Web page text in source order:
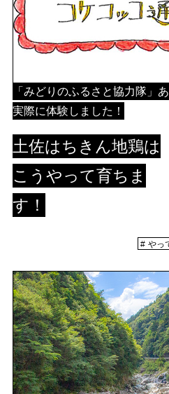
「みどりのふるさと協力隊」
実際に体験しました！
土佐はちきん地鶏は
こうやって育ちま
す！
やっ